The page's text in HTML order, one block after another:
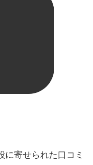
寄せられた口コミ